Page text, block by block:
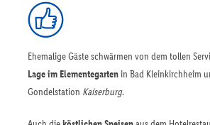
Ehemalige Gäste schwärmen von dem tollen
Lage im Elementegartenin Bad Kleinkirchheim
Gondelstation Kaiserburg.